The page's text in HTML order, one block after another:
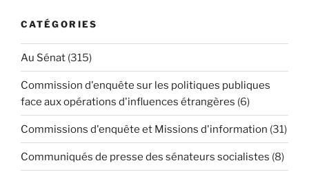
CATÉGORIES
Au Sénat (315)
Commission d'enquête sur les politiques publiques
face aux opérations d'influences étrangères (6)
Commissions d'enquête et Missions d'information (31)
Communiqués de presse des sénateurs socialistes (8)